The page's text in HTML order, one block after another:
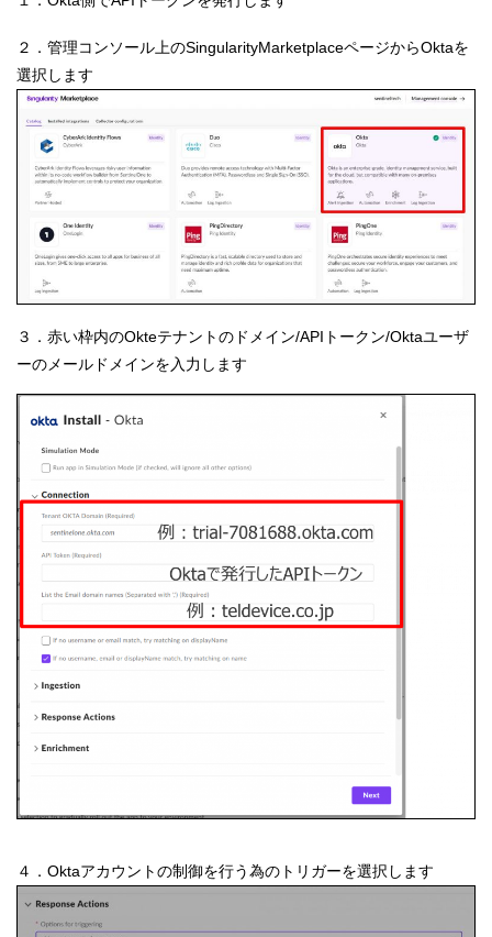
２．管理コンソール上のSingularityMarketplaceページからOktaを
選択します
３．赤い枠内のOkteテナントのドメイン/APIトークン/Oktaユーザ
ーのメールドメインを入力します
４．Oktaアカウントの制御を行う為のトリガーを選択します